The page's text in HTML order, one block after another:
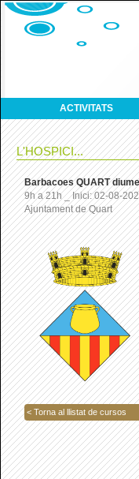
ACTIVITATS
L'HOSPICI...
Barbacoes QUART
9h a 21h _ Inici: 02-08-
Ajuntament de Quart
< Torna al llistat de cursos